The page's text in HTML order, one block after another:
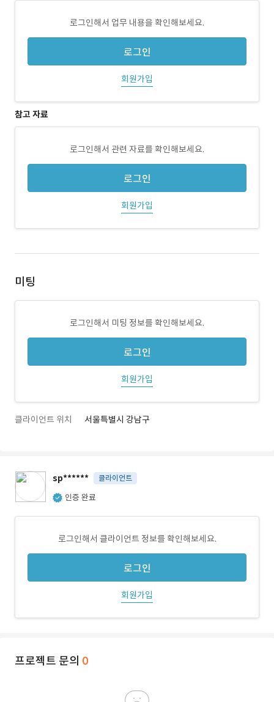
로그인해서 업무 내용을 확인해보세요.
로그인
회원가입
참고 자료
로그인해서 관련 자료를 확인해보세요.
로그인
회원가입
미팅
로그인해서 미팅 정보를 확인해보세요.
로그인
회원가입
클라이언트 위치 서울특별시 강남구
sp****** 클라이언트
인증 완료
로그인해서 클라이언트 정보를 확인해보세요.
로그인
회원가입
프로젝트 문의 0